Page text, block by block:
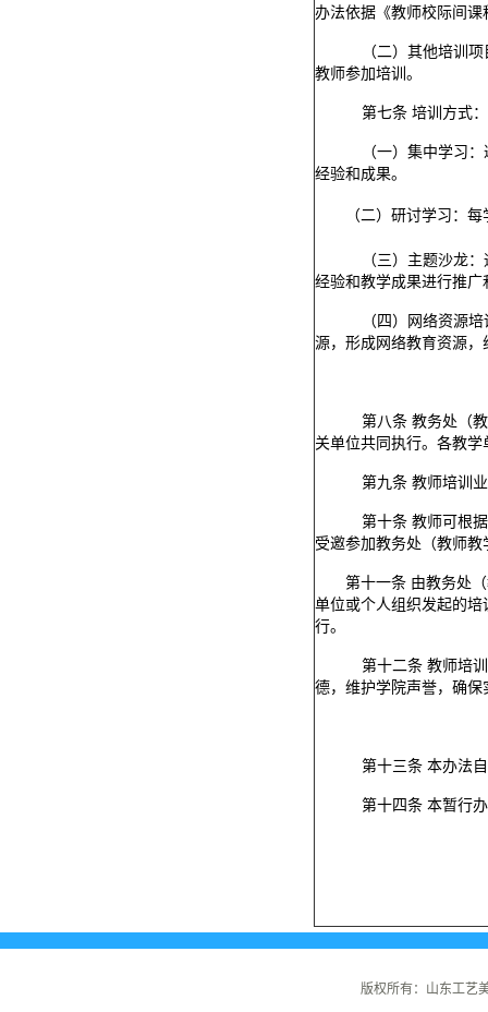
办法依据《教师校际间
（二）其他培训
教师参加培训。
第七条 培训方式：
（一）集中学习
经验和成果。
（二） 研讨学习：每
（三）主题沙龙
经验和教学成果进行推
（四）网络资源
源，形成网络教育资源
第八条 教务处（
关单位共同执行。各教
第九条 教师培训
第十条 教师可根
受邀参加教务处（教师
第十一条 由教务处
单位或个人组织发起的
行。
第十二条 教师培
德，维护学院声誉，确
第十三条 本办法
第十四条 本暂行
版权所有：山东工艺